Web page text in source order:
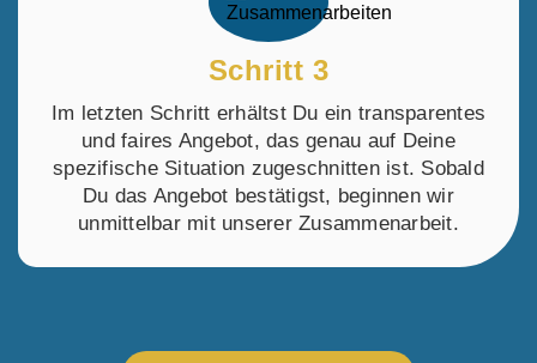
Schritt 3
Im letzten Schritt erhältst Du ein transparentes
und faires Angebot, das genau auf Deine
spezifische Situation zugeschnitten ist. Sobald
Du das Angebot bestätigst, beginnen wir
unmittelbar mit unserer Zusammenarbeit.